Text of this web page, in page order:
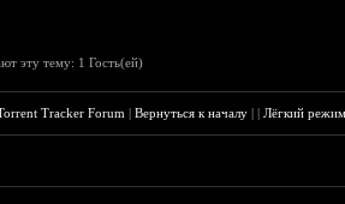
эту тему: 1 Гость(ей)
Tracker Forum |Вернуться к началу ||Лёгкий